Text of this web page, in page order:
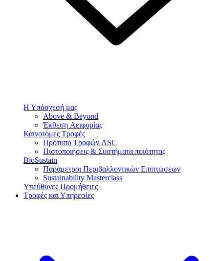
Η Υπόσχεσή μας
Above & Beyond
Έκθεση Αειφορίας
Καινοτόμες Τροφές
Πρότυπο Τροφών ASC
Πιστοποιήσεις & Συστήματα ποιότητας
BioSustain
Παράμετροι Περιβαλλοντικών Επιπτώσεων
Sustainability Masterclass
Υπεύθυνες Προμήθειες
Τροφές και Υπηρεσίες